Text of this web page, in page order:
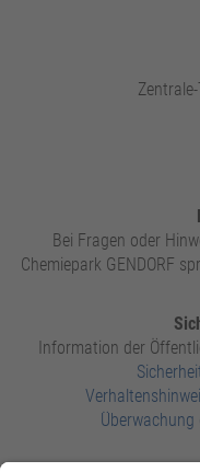
Bei Fragen oder
Chemiepark GENDORF
Information der